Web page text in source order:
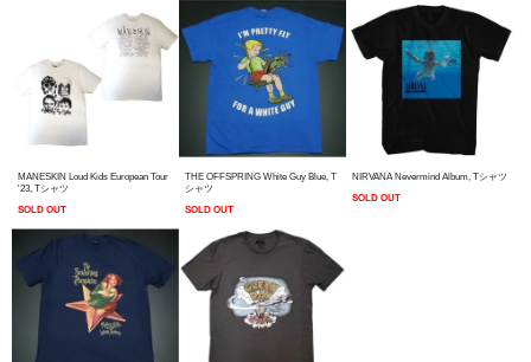
MANESKIN Loud Kids European Tour
'23, Tシャツ
SOLD OUT
THE OFFSPRING White Guy Blue, T
シャツ
SOLD OUT
NIRVANA Nevermind Album, Tシャツ
SOLD OUT